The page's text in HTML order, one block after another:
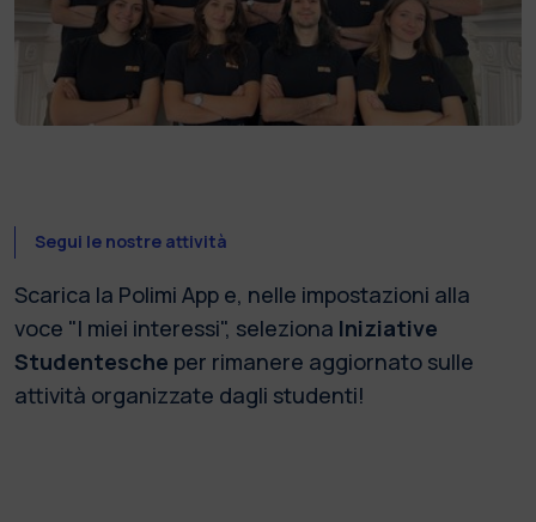
Segui le nostre attività
Scarica la Polimi App e, nelle impostazioni alla
voce "I miei interessi", seleziona Iniziative
Studentesche per rimanere aggiornato sulle
attività organizzate dagli studenti!